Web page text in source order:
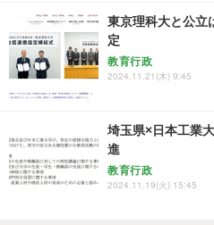
東京理科大と公立
定
教育行政
2024.11.21(木) 9:45
埼玉県×日本工業
進
教育行政
2024.11.19(火) 15:45